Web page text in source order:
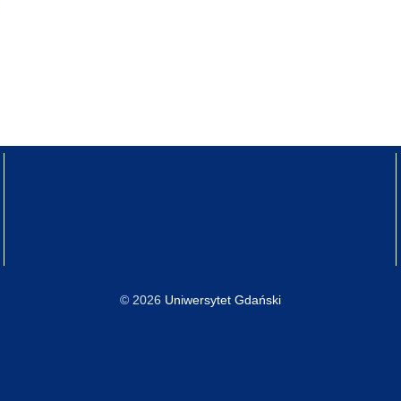
© 2026 Uniwersytet Gdański